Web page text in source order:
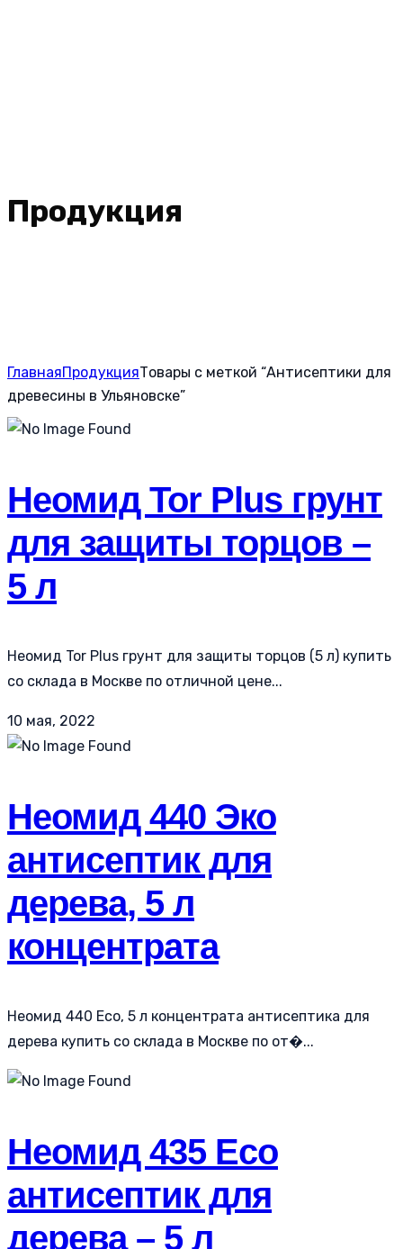
Продукция
ГлавнаяПродукцияТовары с меткой “Антисептики для
древесины в Ульяновске”
Неомид Tor Plus грунт
для защиты торцов –
5 л
Неомид Tor Plus грунт для защиты торцов (5 л) купить
со склада в Москве по отличной цене...
10 мая, 2022
Неомид 440 Эко
антисептик для
дерева, 5 л
концентрата
Неомид 440 Eco, 5 л концентрата антисептика для
дерева купить со склада в Москве по от�...
Неомид 435 Eco
антисептик для
дерева – 5 л